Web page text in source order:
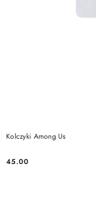
Kolczyki Among Us
Cena:
45.00